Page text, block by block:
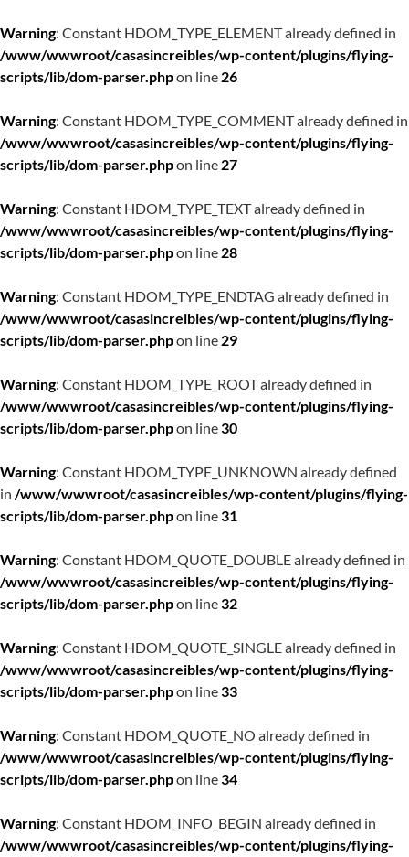
Warning: Constant HDOM_TYPE_ELEMENT already defined in
/www/wwwroot/casasincreibles/wp-content/plugins/flying-
scripts/lib/dom-parser.phpon line 26
Warning: Constant HDOM_TYPE_COMMENT already defined in
/www/wwwroot/casasincreibles/wp-content/plugins/flying-
scripts/lib/dom-parser.phpon line 27
Warning: Constant HDOM_TYPE_TEXT already defined in
/www/wwwroot/casasincreibles/wp-content/plugins/flying-
scripts/lib/dom-parser.phpon line 28
Warning: Constant HDOM_TYPE_ENDTAG already defined in
/www/wwwroot/casasincreibles/wp-content/plugins/flying-
scripts/lib/dom-parser.phpon line 29
Warning: Constant HDOM_TYPE_ROOT already defined in
/www/wwwroot/casasincreibles/wp-content/plugins/flying-
scripts/lib/dom-parser.phpon line30
Warning: Constant HDOM_TYPE_UNKNOWN already defined
in /www/wwwroot/casasincreibles/wp-content/plugins/flying-
scripts/lib/dom-parser.phpon line31
Warning: Constant HDOM_QUOTE_DOUBLE already defined in
/www/wwwroot/casasincreibles/wp-content/plugins/flying-
scripts/lib/dom-parser.phpon line32
Warning: Constant HDOM_QUOTE_SINGLE already defined in
/www/wwwroot/casasincreibles/wp-content/plugins/flying-
scripts/lib/dom-parser.phpon line33
Warning: Constant HDOM_QUOTE_NO already defined in
/www/wwwroot/casasincreibles/wp-content/plugins/flying-
scripts/lib/dom-parser.phpon line34
Warning: Constant HDOM_INFO_BEGIN already defined in
/www/wwwroot/casasincreibles/wp-content/plugins/flying-